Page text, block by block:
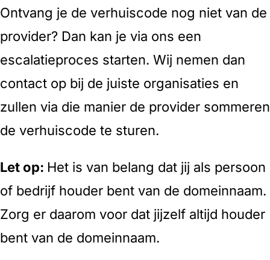
Ontvang je de verhuiscode nog niet van de
provider? Dan kan je via ons een
escalatieproces starten. Wij nemen dan
contact op bij de juiste organisaties en
zullen via die manier de provider sommeren
de verhuiscode te sturen.
Let op: Het is van belang dat jij als persoon
of bedrijf houder bent van de domeinnaam.
Zorg er daarom voor dat jijzelf altijd houder
bent van de domeinnaam.